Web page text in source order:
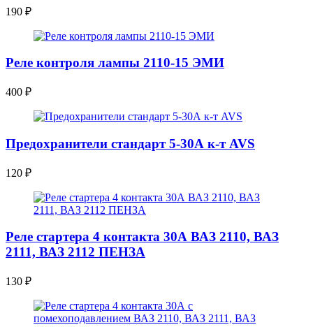
190 ₽
Реле контроля лампы 2110-15 ЭМИ
400 ₽
Предохранители стандарт 5-30А к-т AVS
120 ₽
Реле стартера 4 контакта 30А ВАЗ 2110, ВАЗ
2111, ВАЗ 2112 ПЕНЗА
130 ₽